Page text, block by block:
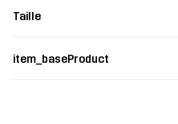
Taille
item_baseProduct